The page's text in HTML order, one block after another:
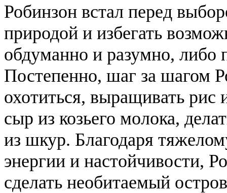
Робинзон встал перед
природой и избегать
обдуманно и разумно, либо
Постепенно, шаг за шагом
охотиться, выращивать
сыр из козьего молока,
из шкур. Благодаря
энергии и настойчивости,
сделать необитаемый